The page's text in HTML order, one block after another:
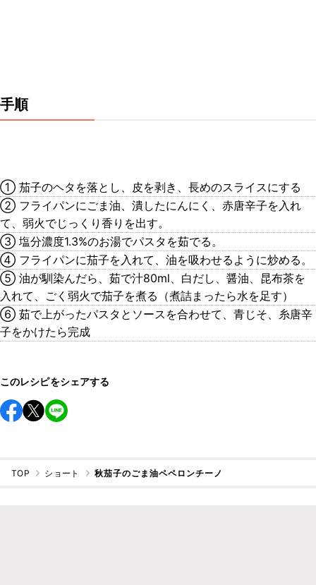
手順
① 茄子のヘタを落とし、皮を剥き、長めのスライスにする
② フライパンにごま油、潰したにんにく、赤唐辛子を入れ
て、弱火でじっくり香りを出す。
③ 塩分濃度1.3%のお湯でパスタを茹でる。
④ フライパンに茄子を入れて、油を吸わせるように炒める。
⑤ 油が馴染んだら、茹で汁80ml、白だし、醤油、昆布茶を
入れて、ごく弱火で茄子を煮る（煮詰まったら水を足す）
⑥ 茹で上がったパスタとソースを合わせて、青じそ、糸唐辛
子をかけたら完成
このレシピをシェアする
TOP ショート 秋茄子のごま油ペペロンチーノ